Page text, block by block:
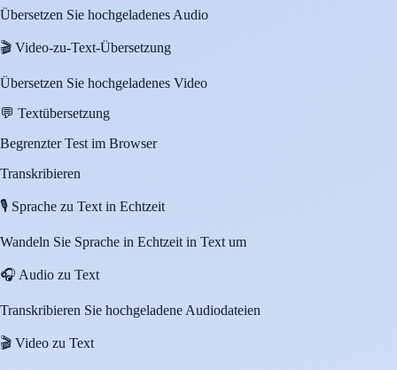
Übersetzen Sie hochgeladenes Audio
🎬 Video-zu-Text-Übersetzung
Übersetzen Sie hochgeladenes Video
💬 Textübersetzung
Begrenzter Test im Browser
Transkribieren
🎙️ Sprache zu Text in Echtzeit
Wandeln Sie Sprache in Echtzeit in Text um
🎧 Audio zu Text
Transkribieren Sie hochgeladene Audiodateien
🎬 Video zu Text